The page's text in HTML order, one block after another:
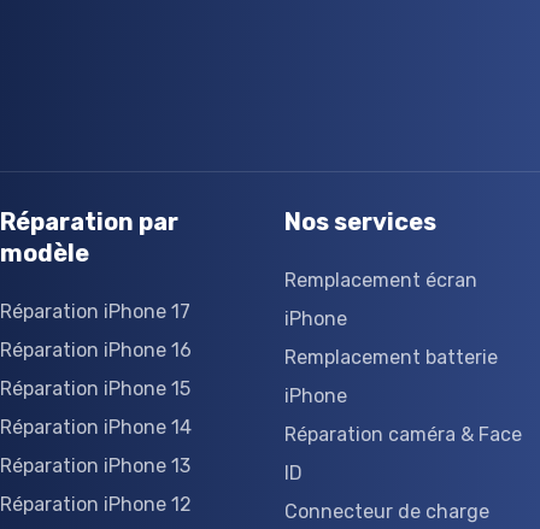
Réparation par
modèle
Réparation iPhone 17
Réparation iPhone 16
Réparation iPhone 15
Réparation iPhone 14
Réparation iPhone 13
Réparation iPhone 12
Nos services
Remplacement écran
iPhone
Remplacement batterie
iPhone
Réparation caméra & Face
ID
Connecteur de charge